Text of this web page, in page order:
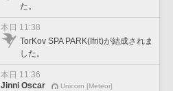
た。
本日 11:38
TorKov SPA PARK(Ifrit)が結成されま
した。
本日 11:36
Jinni Oscar
Unicorn [Meteor]